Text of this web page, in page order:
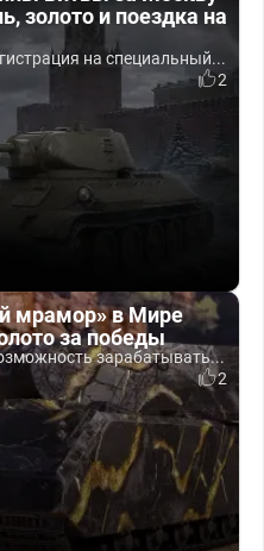
золото и поездка на
на специальный...
2
мрамор» в Мире
за победы
зарабатывать...
2